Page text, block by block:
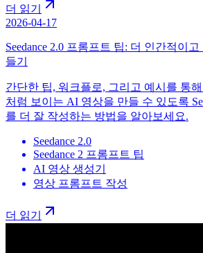
더 읽기
2026-04-17
Seedance 2.0 프롬프트 팁: 더 인간적이
들기
간단한 팁, 워크플로, 그리고 예시를 통
처럼 보이는 AI 영상을 만들 수 있도록
를 더 잘 작성하는 방법을 알아보세요.
Seedance 2.0
Seedance 2 프롬프트 팁
AI 영상 생성기
영상 프롬프트 작성
더 읽기